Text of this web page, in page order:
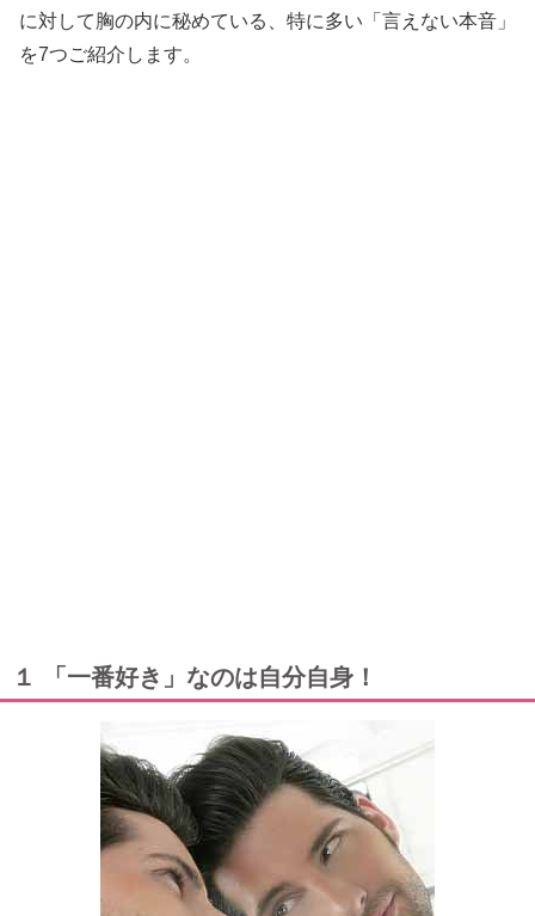
に対して胸の内に秘めている、特に多い「言えない本音」
を7つご紹介します。
１ 「一番好き」なのは自分自身！